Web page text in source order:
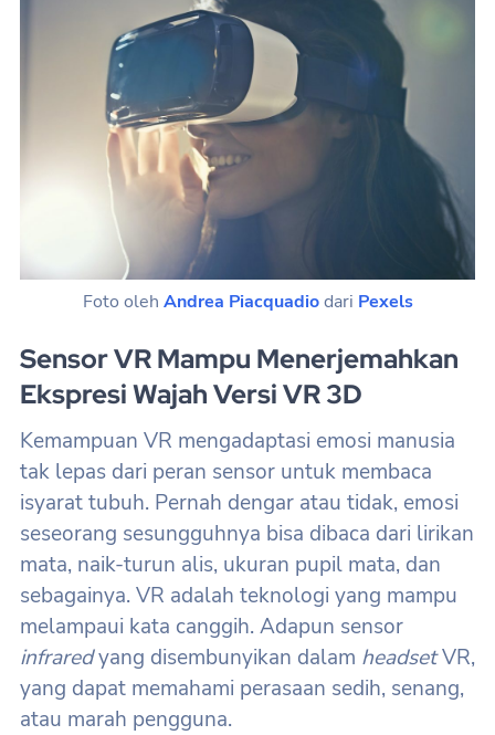
Foto oleh Andrea Piacquadiodari Pexels
Sensor VR Mampu Menerjemahkan
Ekspresi Wajah Versi VR 3D
Kemampuan VR mengadaptasi emosi manusia
tak lepas dari peran sensor untuk membaca
isyarat tubuh. Pernah dengar atau tidak, emosi
seseorang sesungguhnya bisa dibaca dari lirikan
mata, naik-turun alis, ukuran pupil mata, dan
sebagainya. VR adalah teknologi yang mampu
melampaui kata canggih. Adapun sensor
infraredyang disembunyikan dalam headsetVR,
yang dapat memahami perasaan sedih, senang,
atau marah pengguna.